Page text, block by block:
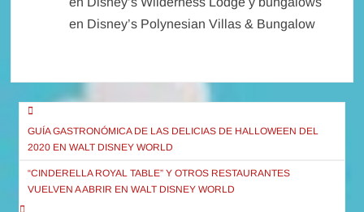
en Disney’s Polynesian Villas & Bungalow
Navegación
de
entradas
GUÍA GASTRONÓMICA DE LAS DELICIAS DE HALLOWEEN DEL
2020 EN WALT DISNEY WORLD
“CINDERELLA ROYAL TABLE” Y OTROS RESTAURANTES
VUELVEN A ABRIR EN WALT DISNEY WORLD